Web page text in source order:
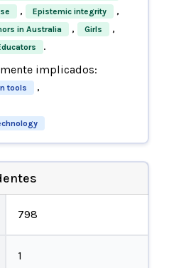
, Epistemic integrity ,
in Australia , Girls ,
.
implicados:
tools ,
798
1